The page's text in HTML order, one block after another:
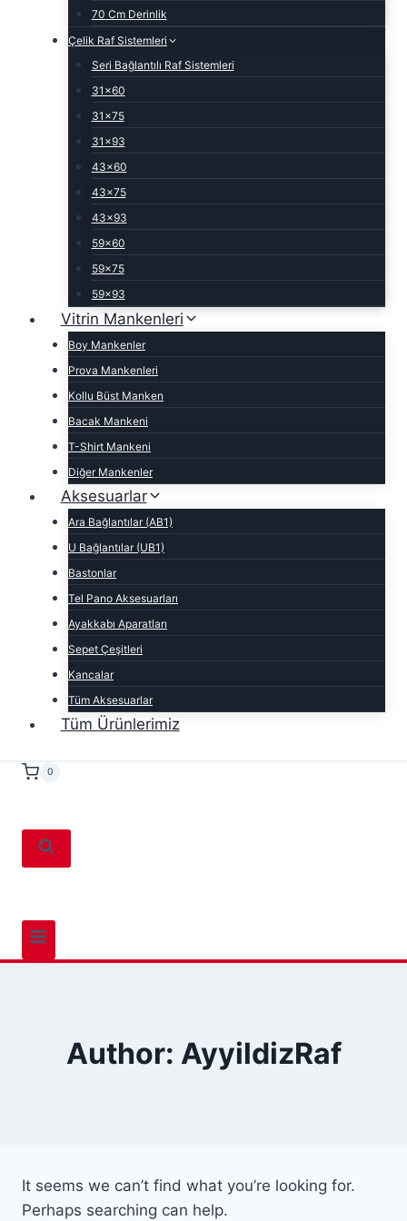
70 Cm Derinlik
Çelik Raf Sistemleri
Seri Bağlantılı Raf Sistemleri
31×60
31×75
31×93
43×60
43×75
43×93
59×60
59×75
59×93
Vitrin Mankenleri
Boy Mankenler
Prova Mankenleri
Kollu Büst Manken
Bacak Mankeni
T-Shirt Mankeni
Diğer Mankenler
Aksesuarlar
Ara Bağlantılar (AB1)
U Bağlantılar (UB1)
Bastonlar
Tel Pano Aksesuarları
Ayakkabı Aparatları
Sepet Çeşitleri
Kancalar
Tüm Aksesuarlar
Tüm Ürünlerimiz
0
Author: AyyildizRaf
It seems we can’t find what you’re looking for.
Perhaps searching can help.